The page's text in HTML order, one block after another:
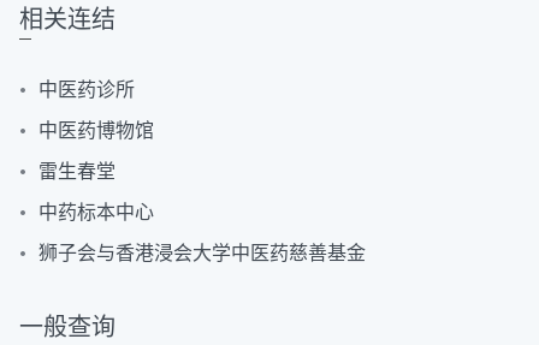
相关连结
中医药诊所
中医药博物馆
雷生春堂
中药标本中心
狮子会与香港浸会大学中医药慈善基金
一般查询